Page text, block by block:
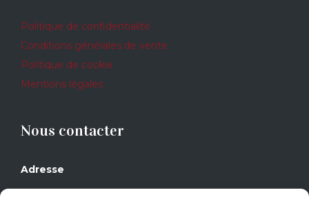
Politique de confidentialité
Conditions générales de vente
Politique de cookie
Mentions légales
Nous contacter
Adresse